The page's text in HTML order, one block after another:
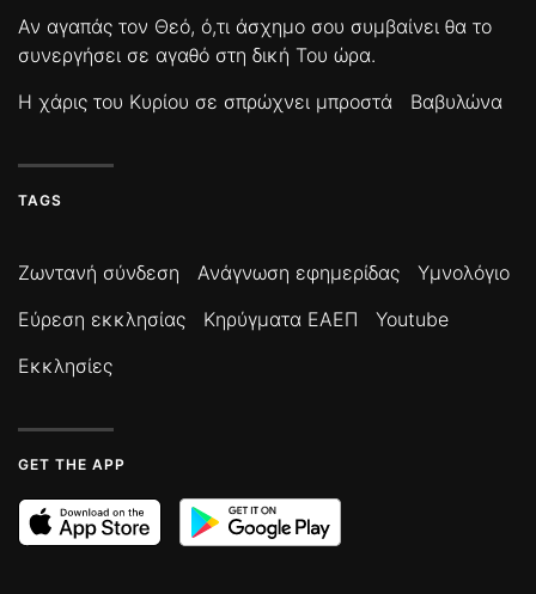
Αν αγαπάς τον Θεό, ό,τι άσχημο σου συμβαίνει θα το
συνεργήσει σε αγαθό στη δική Του ώρα.
Η χάρις του Κυρίου σε σπρώχνει μπροστά
Βαβυλώνα
TAGS
Ζωντανή σύνδεση Ανάγνωση εφημερίδας
Υμνολόγιο
Εύρεση εκκλησίας
Κηρύγματα ΕΑΕΠ
Youtube
Εκκλησίες
GET THE APP